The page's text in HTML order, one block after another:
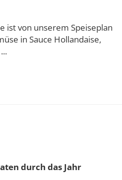
ist von unserem Speiseplan
in Sauce Hollandaise,
durch das Jahr